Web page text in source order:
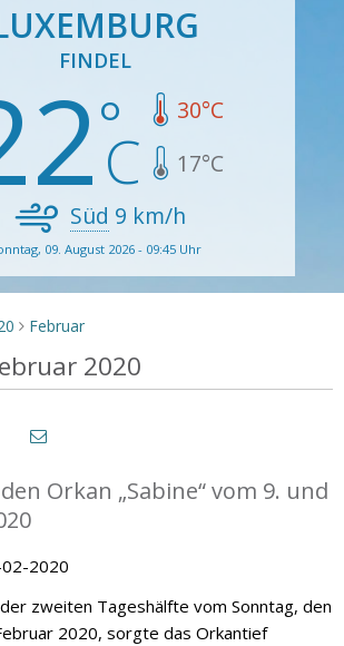
FINDEL
30°C
17°C
Süd 9 km/h
09. August 2026 - 09:45 Uhr
> Februar
2020
Orkan „Sabine“ vom 9. und
2020
zweiten Tageshälfte vom Sonntag, den
2020, sorgte das Orkantief